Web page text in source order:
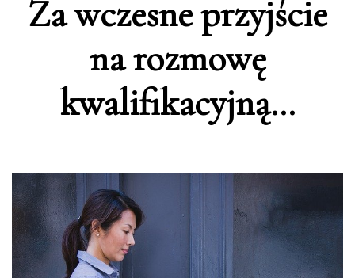
Za wczesne przyjście
na rozmowę
kwalifikacyjną…